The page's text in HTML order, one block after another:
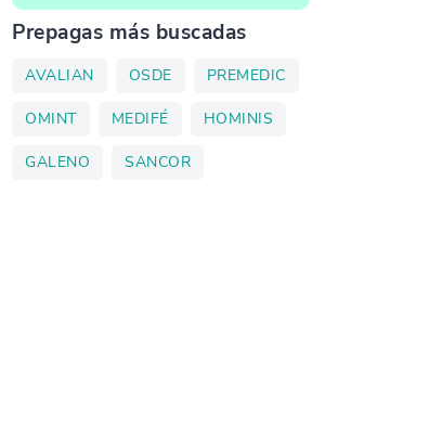
Prepagas más buscadas
AVALIAN OSDE PREMEDIC
OMINT MEDIFÉ HOMINIS
GALENO SANCOR